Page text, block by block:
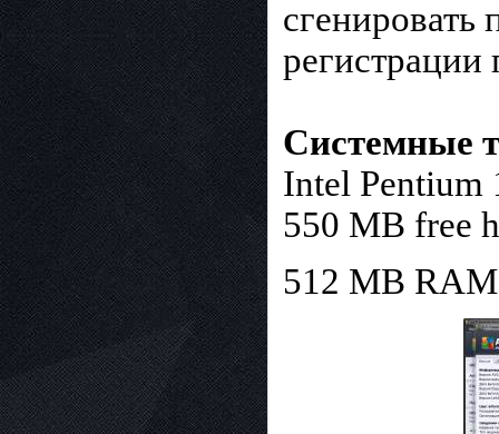
Системные
Intel Pentium
550 MB free
512 MB RAM